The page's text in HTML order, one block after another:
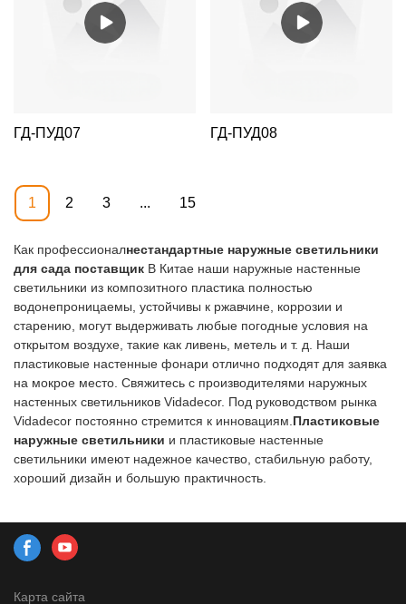
Как профессионалнестандартные наружные светильники
для сада поставщик В Китае наши наружные настенные
светильники из композитного пластика полностью
водонепроницаемы, устойчивы к ржавчине, коррозии и
старению, могут выдерживать любые погодные условия на
открытом воздухе, такие как ливень, метель и т. д. Наши
пластиковые настенные фонари отлично подходят для заявка
на мокрое место. Свяжитесь с производителями наружных
настенных светильников Vidadecor. Под руководством рынка
Vidadecor постоянно стремится к инновациям.Пластиковые
наружные светильники и пластиковые настенные
светильники имеют надежное качество, стабильную работу,
хороший дизайн и большую практичность.
ГД-ПУД07 ГД-ПУД08
1 2 3 ... 15
Карта сайта